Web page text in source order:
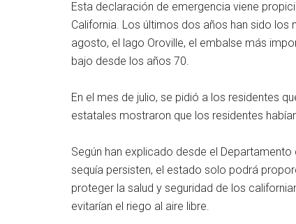
Esta declaración de emergencia viene
California. Los últimos dos años han sido
agosto, el lago Oroville, el embalse más
bajo desde los años 70.
En el mes de julio, se pidió a los residentes
estatales mostraron que los residentes
Según han explicado desde el
sequía persisten, el estado solo podrá
proteger la salud y seguridad de los
evitarían el riego al aire libre.